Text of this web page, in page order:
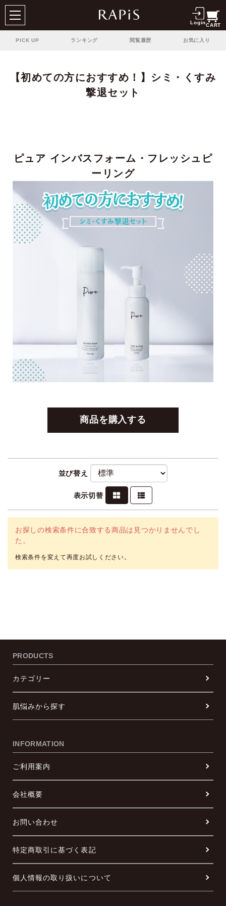
LoginCART
PICK UP ランキング 閲覧履歴 お気に入り
【初めての方におすすめ！】シミ・くすみ
撃退セット
商品を購入する
ピュア インバスフォーム・フレッシュピ
ーリング
並び替え
表示切替
お探しの検索条件に合致する商品は見つかりませんでし
た。
PRODUCTS
カテゴリー
肌悩みから探す
INFORMATION
ご利用案内
会社概要
お問い合わせ
特定商取引に基づく表記
個人情報の取り扱いについて